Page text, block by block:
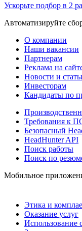
Ускорьте подбор в 2
Автоматизируйте
О компании
Наши вакансии
Партнерам
Реклама на
Новости и
Инвесторам
Кандидаты по
Требования к
Безопасный
HeadHunter API
Поиск работы
Поиск по
Мобильное
Этика и
Оказание услуг
Использование